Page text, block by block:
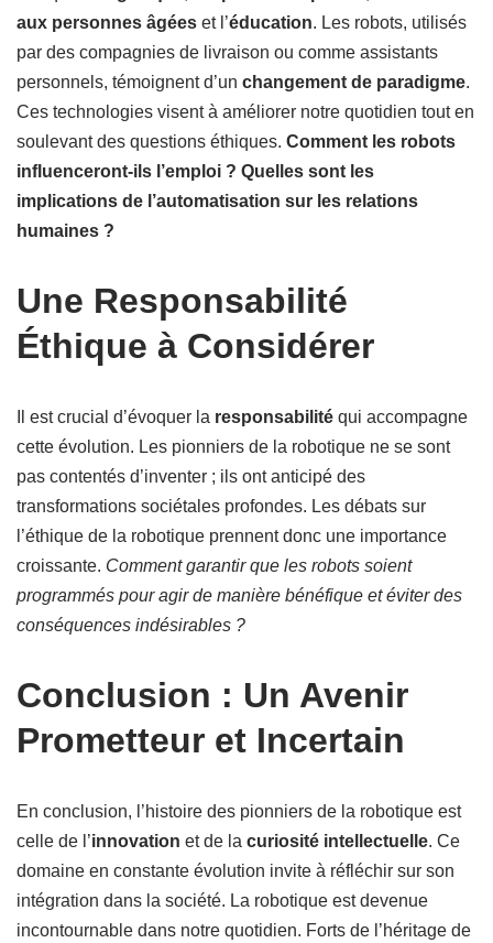
aux personnes âgées et l’éducation. Les robots, utilisés
par des compagnies de livraison ou comme assistants
personnels, témoignent d’un changement de paradigme.
Ces technologies visent à améliorer notre quotidien tout en
soulevant des questions éthiques. Comment les robots
influenceront-ils l’emploi ? Quelles sont les
implications de l’automatisation sur les relations
humaines ?
Une Responsabilité
Éthique à Considérer
Il est crucial d’évoquer la responsabilité qui accompagne
cette évolution. Les pionniers de la robotique ne se sont
pas contentés d’inventer ; ils ont anticipé des
transformations sociétales profondes. Les débats sur
l’éthique de la robotique prennent donc une importance
croissante. Comment garantir que les robots soient
programmés pour agir de manière bénéfique et éviter des
conséquences indésirables ?
Conclusion : Un Avenir
Prometteur et Incertain
En conclusion, l’histoire des pionniers de la robotique est
celle de l’innovation et de la curiosité intellectuelle. Ce
domaine en constante évolution invite à réfléchir sur son
intégration dans la société. La robotique est devenue
incontournable dans notre quotidien. Forts de l’héritage de